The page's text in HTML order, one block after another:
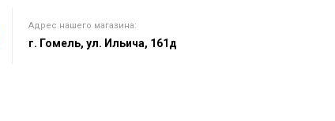
Адрес нашего магазина:
г. Гомель, ул. Ильича, 161д